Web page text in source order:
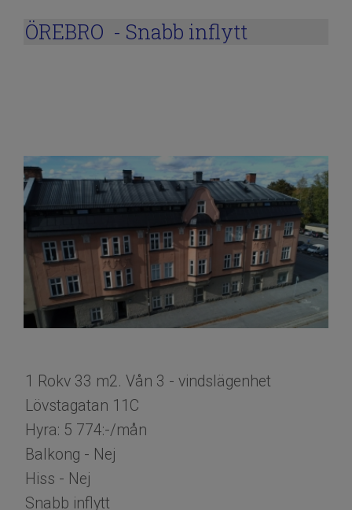
ÖREBRO - Snabb inflytt
1 Rokv 33 m2. Vån 3 - vindslägenhet
Lövstagatan 11C
Hyra: 5 774:-/mån
Balkong - Nej
Hiss - Nej
Snabb inflytt